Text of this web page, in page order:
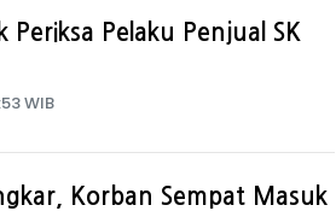
Periksa Pelaku Penjual SK
WIB
Korban Sempat Masuk